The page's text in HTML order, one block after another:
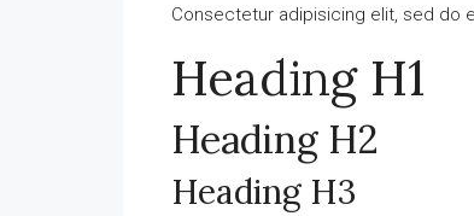
Consectetur adipisicing elit, sed do
Heading H1
Heading H2
Heading H3